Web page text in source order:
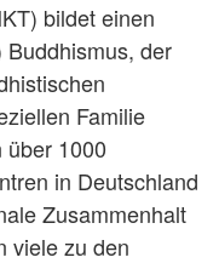
bildet einen
der
Familie
über 1000
in Deutschland
Zusammenhalt
viele zu den